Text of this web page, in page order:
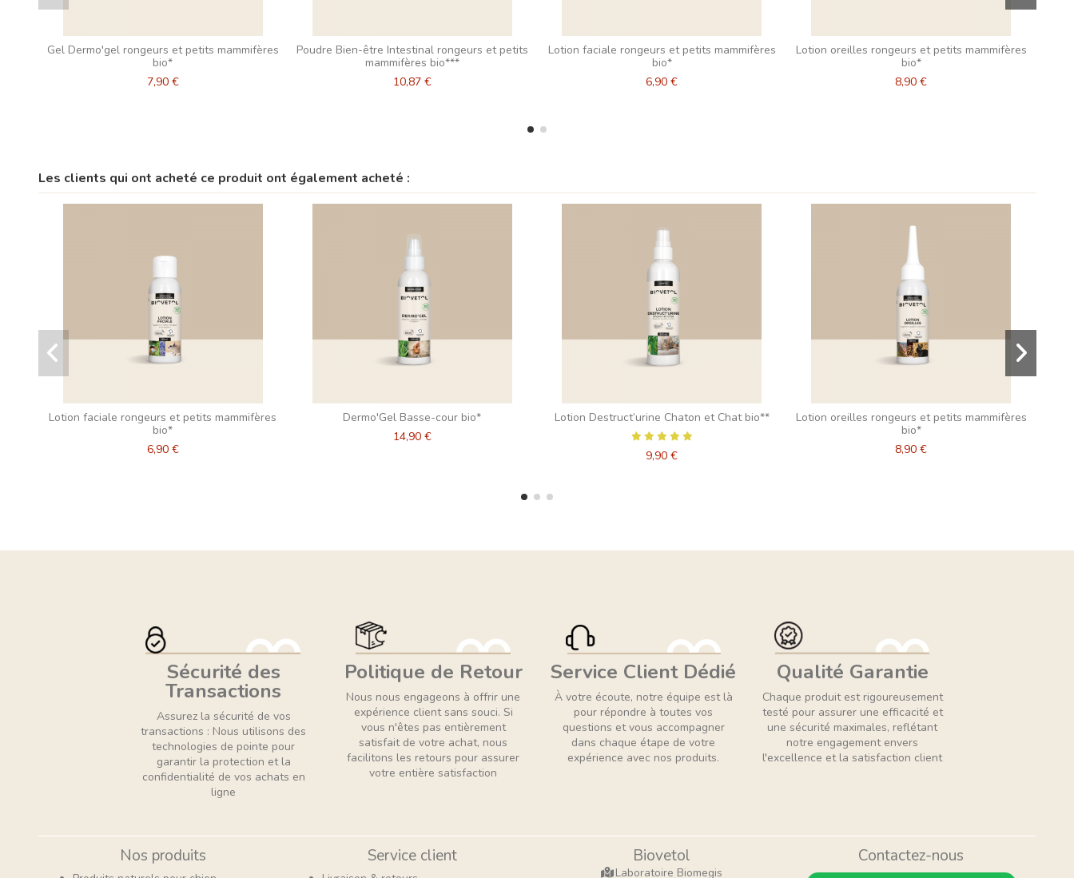
Gel Dermo'gel rongeurs et petits mammifères
bio*
7,90 €
Poudre Bien-être Intestinal rongeurs et petits
mammifères bio***
10,87 €
Lotion faciale rongeurs et petits mammifères
bio*
6,90 €
Lotion oreilles rongeurs et petits mammifères
bio*
8,90 €
Les clients qui ont acheté ce produit ont également acheté :
Lotion faciale rongeurs et petits mammifères
bio*
6,90 €
Dermo'Gel Basse-cour bio*
14,90 €
Lotion Destruct’urine Chaton et Chat bio**
9,90 €
Lotion oreilles rongeurs et petits mammifères
bio*
8,90 €
Sécurité des
Transactions
Assurez la sécurité de vos
transactions : Nous utilisons des
technologies de pointe pour
garantir la protection et la
confidentialité de vos achats en
ligne
Politique de Retour
Nous nous engageons à offrir une
expérience client sans souci. Si
vous n'êtes pas entièrement
satisfait de votre achat, nous
facilitons les retours pour assurer
votre entière satisfaction
Service Client Dédié
À votre écoute, notre équipe est là
pour répondre à toutes vos
questions et vous accompagner
dans chaque étape de votre
expérience avec nos produits.
Qualité Garantie
Chaque produit est rigoureusement
testé pour assurer une efficacité et
une sécurité maximales, reflétant
notre engagement envers
l'excellence et la satisfaction client
Nos produits Service client Biovetol
Laboratoire Biomegis
Contactez-nous